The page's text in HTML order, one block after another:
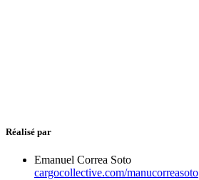
Réalisé par
Emanuel Correa Soto
cargocollective.com/manucorreasoto